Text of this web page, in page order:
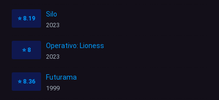
⭐ 8.19
Silo
2023
⭐ 8
Operativo: Lioness
2023
⭐ 8.36
Futurama
1999